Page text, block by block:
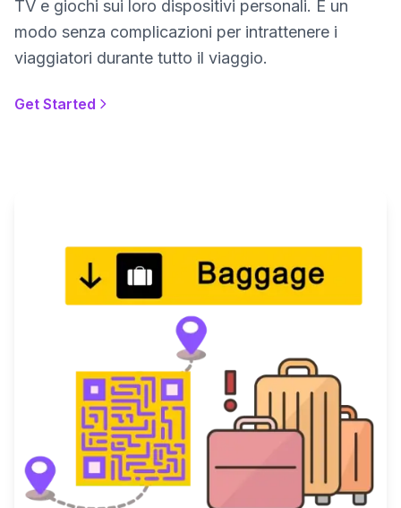
TV e giochi sui loro dispositivi personali. È un
modo senza complicazioni per intrattenere i
viaggiatori durante tutto il viaggio.
Get Started